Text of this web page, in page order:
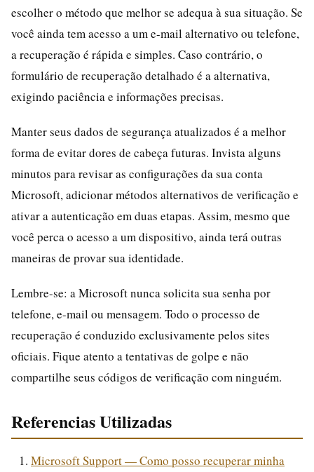
escolher o método que melhor se adequa à sua situação. Se
você ainda tem acesso a um e-mail alternativo ou telefone,
a recuperação é rápida e simples. Caso contrário, o
formulário de recuperação detalhado é a alternativa,
exigindo paciência e informações precisas.
Manter seus dados de segurança atualizados é a melhor
forma de evitar dores de cabeça futuras. Invista alguns
minutos para revisar as configurações da sua conta
Microsoft, adicionar métodos alternativos de verificação e
ativar a autenticação em duas etapas. Assim, mesmo que
você perca o acesso a um dispositivo, ainda terá outras
maneiras de provar sua identidade.
Lembre-se: a Microsoft nunca solicita sua senha por
telefone, e-mail ou mensagem. Todo o processo de
recuperação é conduzido exclusivamente pelos sites
oficiais. Fique atento a tentativas de golpe e não
compartilhe seus códigos de verificação com ninguém.
Referencias Utilizadas
Microsoft Support — Como posso recuperar minha